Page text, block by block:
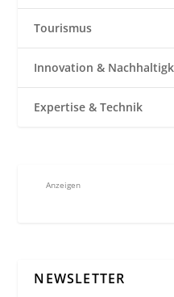
Tourismus
Innovation &
Expertise & Technik
Anzeigen
NEWSLETTER